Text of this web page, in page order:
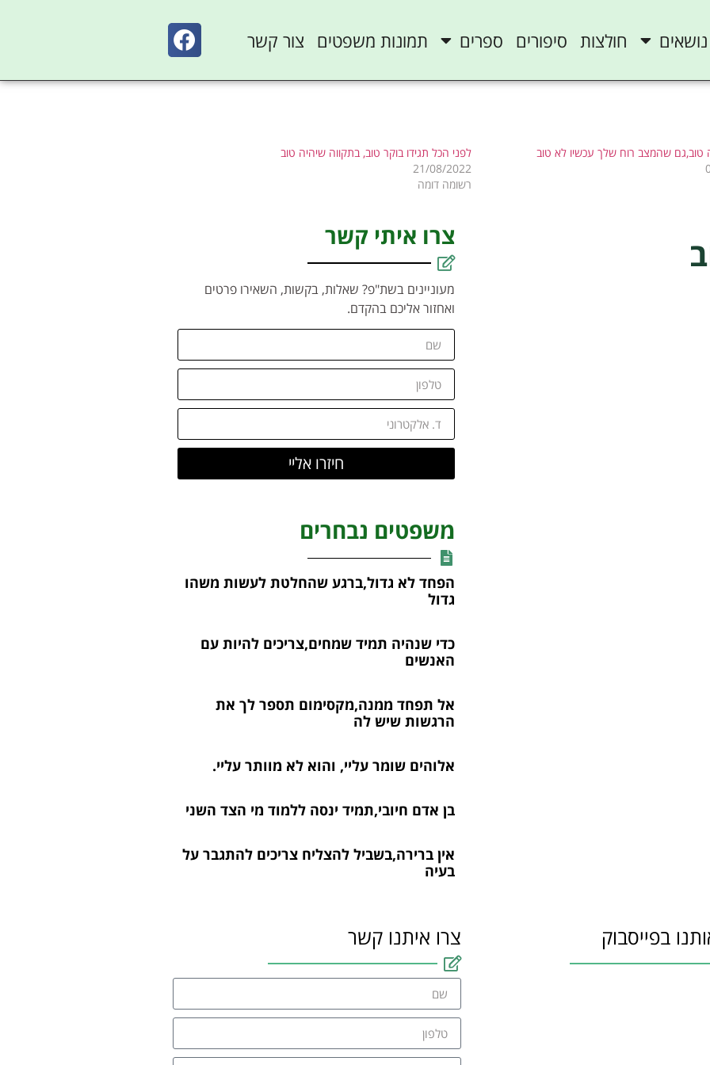
נושאים חולצות סיפורים ספרים תמונות משפטים צור קשר
טוב,גם שהמצב רוח שלך עכשיו לא טוב
לפני הכל תגידו בוקר טוב, בתקווה שיהיה טוב
21/08/2022
רשומה דומה
צרו איתי קשר
מעוניינים בשת"פ? שאלות, בקשות, השאירו פרטים
ואחזור אליכם בהקדם.
חיזרו אליי
משפטים נבחרים
הפחד לא גדול,ברגע שהחלטת לעשות משהו
גדול
כדי שנהיה תמיד שמחים,צריכים להיות עם
האנשים
אל תפחד ממנה,מקסימום תספר לך את
הרגשות שיש לה
אלוהים שומר עליי, והוא לא מוותר עליי.
בן אדם חיובי,תמיד ינסה ללמוד מי הצד השני
אין ברירה,בשביל להצליח צריכים להתגבר על
בעיה
בפייסבוק צרו איתנו קשר